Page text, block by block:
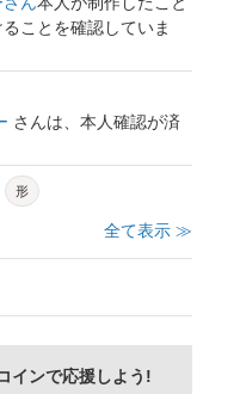
ことを確認していま
さんは、本人確認が済
形
全て表示 ≫
インで応援しよう!